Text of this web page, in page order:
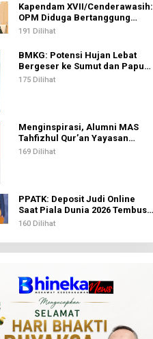
Kapendam XVII/Cenderawasih:
OPM Diduga Bertanggung
Jawab atas Penembakan Lima
191 Dilihat
BMKG: Potensi Hujan Lebat
Bergeser ke Sumut dan Papua
Pegunungan pada 5 Agustus
175 Dilihat
Menginspirasi, Alumni MAS
Tahfizhul Qur’an Yayasan
Islamic Centre Sumut Raih
169 Dilihat
PPATK: Deposit Judi Online
Saat Piala Dunia 2026 Tembus
Rp1,02 Triliun, QRIS Jadi Kanal
160 Dilihat